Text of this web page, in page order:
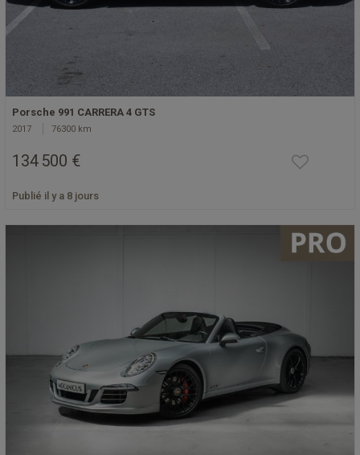
Porsche 991 CARRERA 4 GTS
2017 76300 km
134 500 €
Publié il y a 8 jours